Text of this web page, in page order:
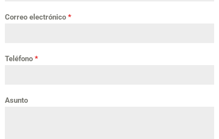
Correo electrónico *
Teléfono *
Asunto